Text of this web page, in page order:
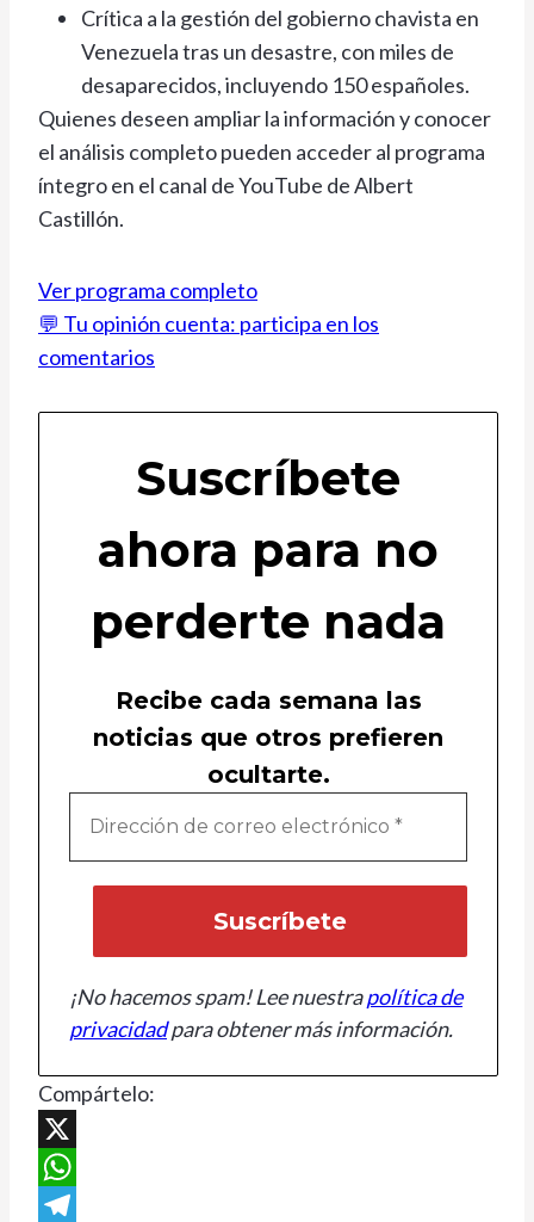
Crítica a la gestión del gobierno chavista en
Venezuela tras un desastre, con miles de
desaparecidos, incluyendo 150 españoles.
Quienes deseen ampliar la información y conocer
el análisis completo pueden acceder al programa
íntegro en el canal de YouTube de Albert
Castillón.
Ver programa completo
💬 Tu opinión cuenta: participa en los
comentarios
Suscríbete
ahora para no
perderte nada
Recibe cada semana las
noticias que otros prefieren
ocultarte.
¡No hacemos spam! Lee nuestrapolítica de
privacidadpara obtener más información.
Compártelo:
X
WhatsApp